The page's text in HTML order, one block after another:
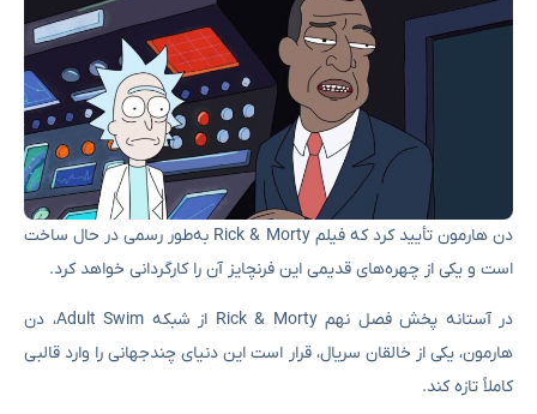
دن هارمون تأیید کرد که فیلم Rick & Morty به‌طور رسمی در حال ساخت
است و یکی از چهره‌های قدیمی این فرنچایز آن را کارگردانی خواهد کرد.
در آستانه پخش فصل نهم Rick & Morty از شبکه Adult Swim، دن
هارمون، یکی از خالقان سریال، قرار است این دنیای چندجهانی را وارد قالبی
کاملاً تازه کند.